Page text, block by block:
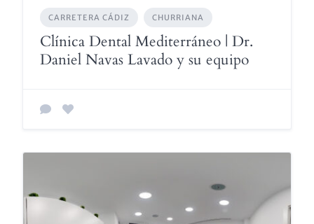
CARRETERA CÁDIZ CHURRIANA
Clínica Dental Mediterráneo | Dr.
Daniel Navas Lavado y su equipo